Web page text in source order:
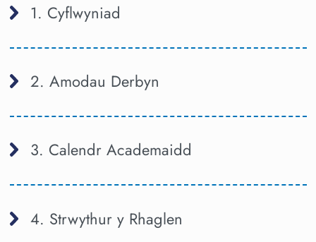
1. Cyflwyniad
2. Amodau Derbyn
3. Calendr Academaidd
4. Strwythur y Rhaglen